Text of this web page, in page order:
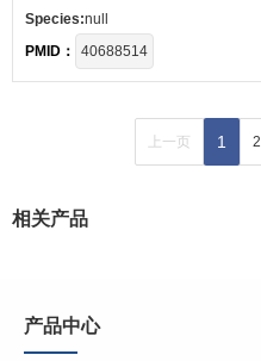
Species:null
PMID：
40688514
上一页 1 2
相关产品
产品中心